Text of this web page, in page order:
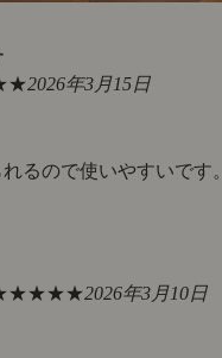
2026年3月15日
るので使いやすいです
2026年3月10日